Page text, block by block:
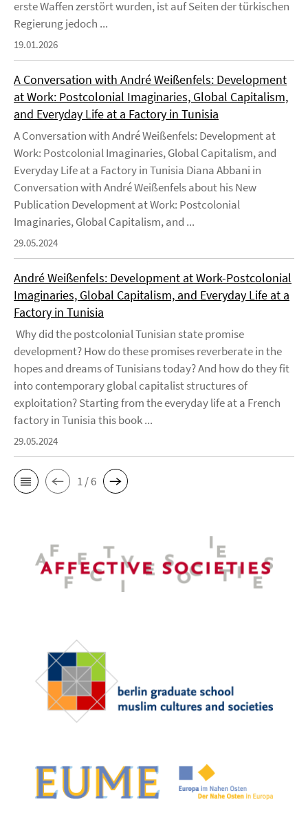
erste Waffen zerstört wurden, ist auf Seiten der türkischen
Regierung jedoch ...
19.01.2026
A Conversation with André Weißenfels: Development
at Work: Postcolonial Imaginaries, Global Capitalism,
and Everyday Life at a Factory in Tunisia
A Conversation with André Weißenfels: Development at
Work: Postcolonial Imaginaries, Global Capitalism, and
Everyday Life at a Factory in Tunisia Diana Abbani in
Conversation with André Weißenfels about his New
Publication Development at Work: Postcolonial
Imaginaries, Global Capitalism, and ...
29.05.2024
André Weißenfels: Development at Work-Postcolonial
Imaginaries, Global Capitalism, and Everyday Life at a
Factory in Tunisia
Why did the postcolonial Tunisian state promise
development? How do these promises reverberate in the
hopes and dreams of Tunisians today? And how do they fit
into contemporary global capitalist structures of
exploitation? Starting from the everyday life at a French
factory in Tunisia this book ...
29.05.2024
1 / 6